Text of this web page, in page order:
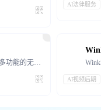
AI法律服务
Paxton AI是一个多功能的无代码平台
AI视频后期